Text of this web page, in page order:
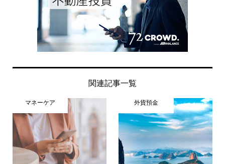
関連記事一覧
マネーケア 外貨預金